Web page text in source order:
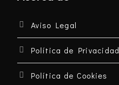
Aviso Legal
Política de Privacidad
Política de Cookies